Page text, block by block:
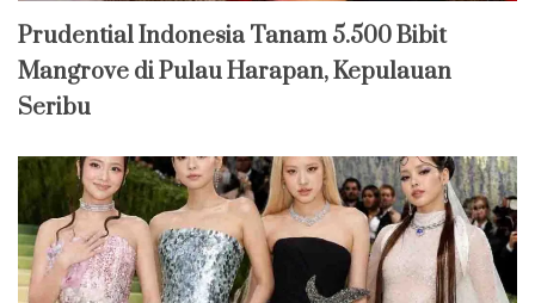
Prudential Indonesia Tanam 5.500 Bibit
Mangrove di Pulau Harapan, Kepulauan
Seribu